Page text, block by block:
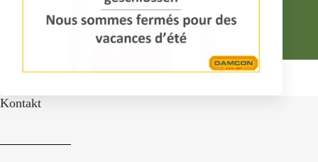
machinery for growing business
Kontakt